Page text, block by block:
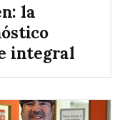
la
integral